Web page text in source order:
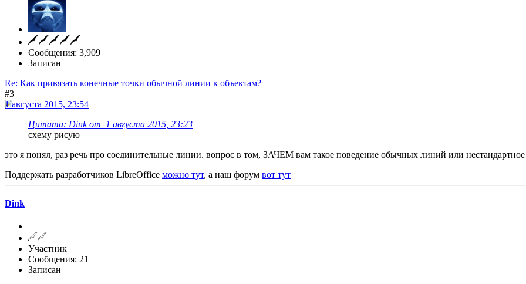
Сообщения: 3,909
Записан
Re: Как привязать конечные точки обычной линии к объектам?
#3
1 августа 2015, 23:54
Цитата: Dink от 1 августа 2015, 23:23
схему рисую
это я понял, раз речь про соединительные линии. вопрос в том, ЗАЧЕМ вам такое поведение обычных линий или
Поддержать разработчиков LibreOffice можно тут, а наш форум вот тут
Dink
Участник
Сообщения: 21
Записан